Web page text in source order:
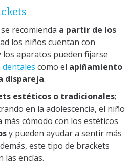
recomienda a partir de los
los niños cuentan con
los aparatos pueden fijarse
como el apiñamiento
dispareja.
estéticos o tradicionales;
en la adolescencia, el niño
cómodo con los estéticos
y pueden ayudar a sentir más
este tipo de brackets
las encías.